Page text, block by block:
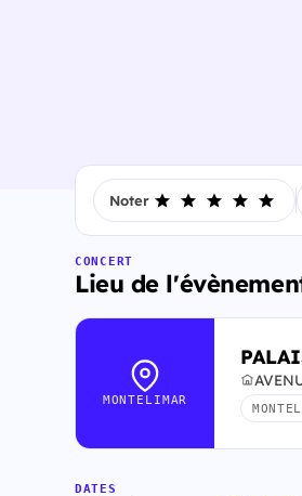
Noter
CONCERT
Lieu de
MONTELIMAR
DATES